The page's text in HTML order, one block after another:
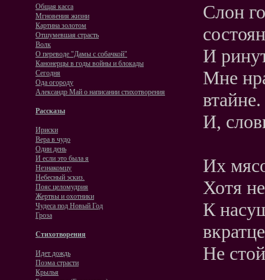
Общая касса
Мгновения жизни
Картина золотом
Отшумевшая страсть
Волк
О переводе "Дамы с собачкой"
Канонерцы в годы войны и блокады
Сегодня
Ода огороду
Александр Май о написании стихотворения
Рассказы
Ириски
Вера в чудо
Один день
И если это была я
Незнакомцу
Небесный эскиз.
Пояс целомудрия
Жертвы и охотники
Чудеса под Новый Год
Гроза
Стихотворения
Идет дождь
Поэма страсти
Крылья
Слон
И
Мне
втайне.
И,
Их
Хотя
К
Не